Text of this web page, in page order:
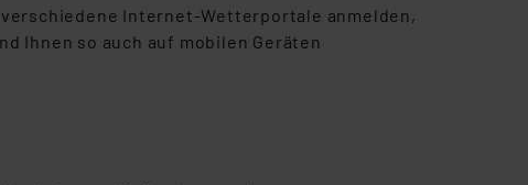
Internet-Wetterportale anmelden,
Ihnen so auch auf mobilen Geräten